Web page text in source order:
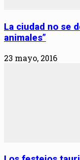
La ciudad no se
animales”
23 mayo, 2016